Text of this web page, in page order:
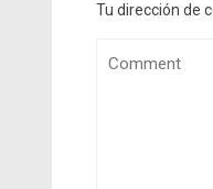
Tu dirección de